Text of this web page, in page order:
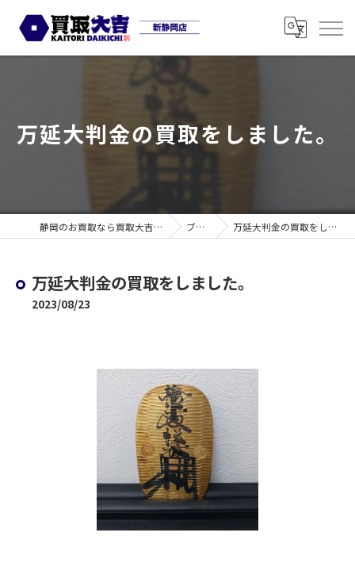
万延大判金の買取をしました。
静岡のお買取なら買取大吉 新静岡店 ブログ 万延大判金の買取をしました。
万延大判金の買取をしました。
2023/08/23